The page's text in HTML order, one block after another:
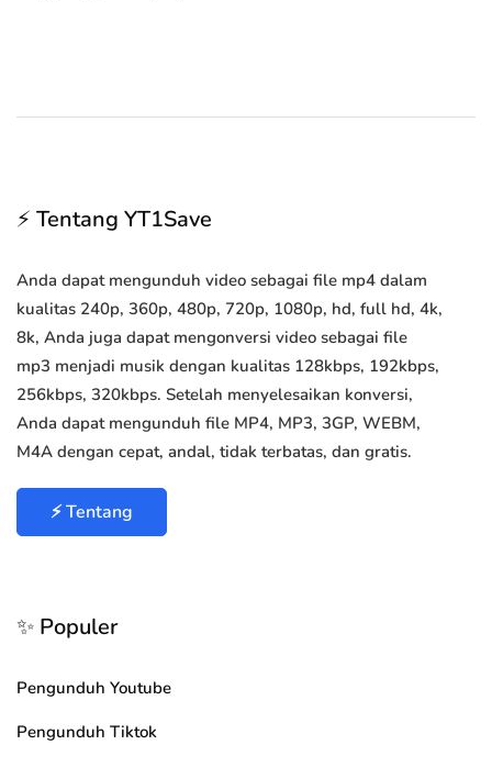
⚡ Tentang YT1Save
Anda dapat mengunduh video sebagai file mp4 dalam
kualitas 240p, 360p, 480p, 720p, 1080p, hd, full hd, 4k,
8k, Anda juga dapat mengonversi video sebagai file
mp3 menjadi musik dengan kualitas 128kbps, 192kbps,
256kbps, 320kbps. Setelah menyelesaikan konversi,
Anda dapat mengunduh file MP4, MP3, 3GP, WEBM,
M4A dengan cepat, andal, tidak terbatas, dan gratis.
⚡ Tentang
✨ Populer
Pengunduh Youtube
Pengunduh Tiktok